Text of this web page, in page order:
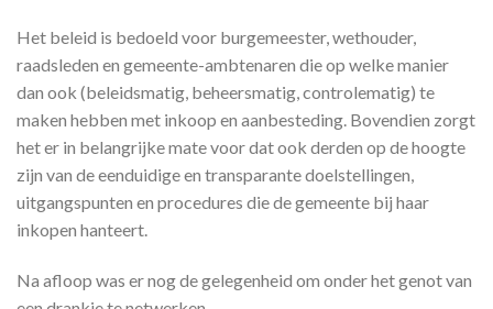
Het beleid is bedoeld voor burgemeester, wethouder,
raadsleden en gemeente-ambtenaren die op welke manier
dan ook (beleidsmatig, beheersmatig, controlematig) te
maken hebben met inkoop en aanbesteding. Bovendien zorgt
het er in belangrijke mate voor dat ook derden op de hoogte
zijn van de eenduidige en transparante doelstellingen,
uitgangspunten en procedures die de gemeente bij haar
inkopen hanteert.
Na afloop was er nog de gelegenheid om onder het genot van